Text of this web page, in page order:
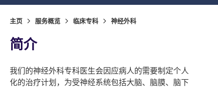
主页 服务概览 临床专科 神经外科
简介
我们的神经外科专科医生会因应病人的需要制定个人
化的治疗计划，为受神经系统包括大脑、脑膜、脑下